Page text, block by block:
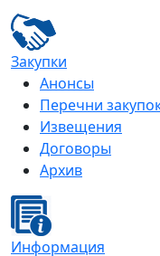
Закупки
Анонсы
Перечни
Извещения
Договоры
Архив
Информация